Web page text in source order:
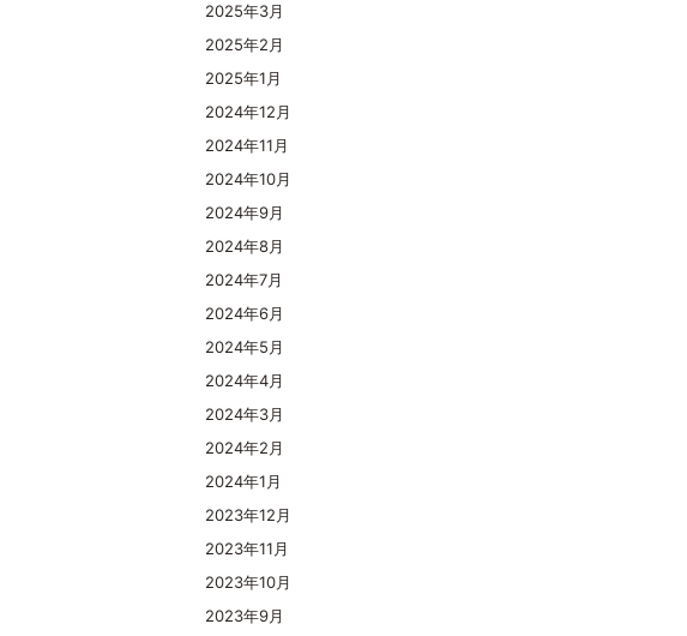
2025年3月
2025年2月
2025年1月
2024年12月
2024年11月
2024年10月
2024年9月
2024年8月
2024年7月
2024年6月
2024年5月
2024年4月
2024年3月
2024年2月
2024年1月
2023年12月
2023年11月
2023年10月
2023年9月